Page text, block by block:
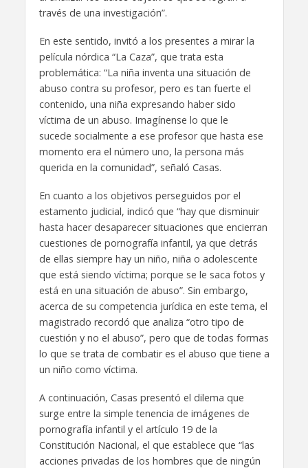
través de una investigación”.
En este sentido, invitó a los presentes a mirar la
película nórdica “La Caza”, que trata esta
problemática: “La niña inventa una situación de
abuso contra su profesor, pero es tan fuerte el
contenido, una niña expresando haber sido
víctima de un abuso. Imagínense lo que le
sucede socialmente a ese profesor que hasta ese
momento era el número uno, la persona más
querida en la comunidad”, señaló Casas.
En cuanto a los objetivos perseguidos por el
estamento judicial, indicó que “hay que disminuir
hasta hacer desaparecer situaciones que encierran
cuestiones de pornografía infantil, ya que detrás
de ellas siempre hay un niño, niña o adolescente
que está siendo víctima; porque se le saca fotos y
está en una situación de abuso”. Sin embargo,
acerca de su competencia jurídica en este tema, el
magistrado recordó que analiza “otro tipo de
cuestión y no el abuso”, pero que de todas formas
lo que se trata de combatir es el abuso que tiene a
un niño como víctima.
A continuación, Casas presentó el dilema que
surge entre la simple tenencia de imágenes de
pornografía infantil y el artículo 19 de la
Constitución Nacional, el que establece que “las
acciones privadas de los hombres que de ningún